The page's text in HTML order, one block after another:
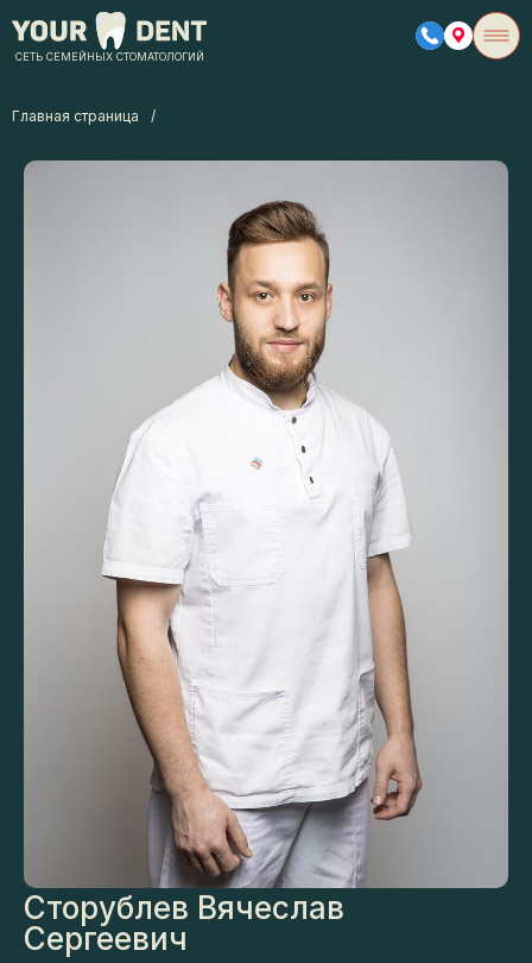
СЕТЬ СЕМЕЙНЫХ СТОМАТОЛОГИЙ
Главная страница /
Сторублев Вячеслав
Сергеевич